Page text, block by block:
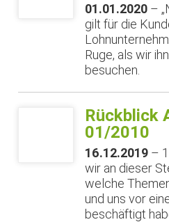
01.01.2020 –
gilt für die
Ruge, als wir
besuchen.
Rückblick
01/2010
16.12.2019 –
wir an dieser
welche
und uns vor
beschäftigt